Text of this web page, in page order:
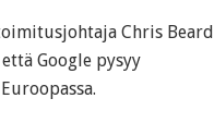
Chris Beard
että Google pysyy